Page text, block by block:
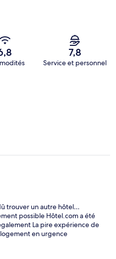
7,8
Service et personnel
trouver un autre hôtel…
possible Hôtel.com a été
La pire expérience de
en urgence